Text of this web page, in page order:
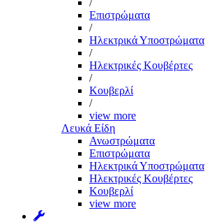
/
Επιστρώματα
/
Ηλεκτρικά Υποστρώματα
/
Ηλεκτρικές Κουβέρτες
/
Κουβερλί
/
view more
Λευκά Είδη
Ανωστρώματα
Επιστρώματα
Ηλεκτρικά Υποστρώματα
Ηλεκτρικές Κουβέρτες
Κουβερλί
view more